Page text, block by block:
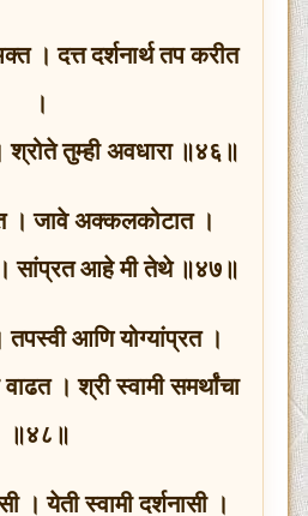
। दत्त दर्शनार्थ तप करीत
।
श्रोते तुम्ही अवधारा ॥४६॥
। जावे अक्कलकोटात ।
। सांप्रत आहे मी तेथे ॥४७॥
तपस्वी आणि योग्यांप्रत ।
। श्री स्वामी समर्थांचा
॥४८॥
। येती स्वामी दर्शनासी ।